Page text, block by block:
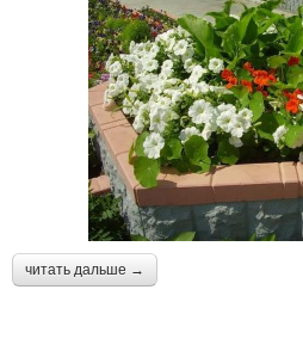
читать дальше →